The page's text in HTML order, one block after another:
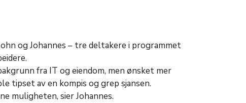
og Johannes – tre deltakere i programmet
fra IT og eiendom, men ønsket mer
tipset av en kompis og grep sjansen.
muligheten, sier Johannes.